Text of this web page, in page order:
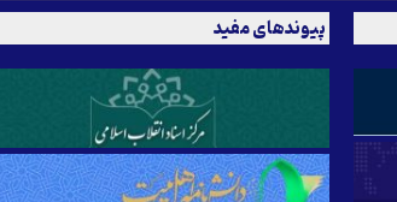
پیوندهای مفید